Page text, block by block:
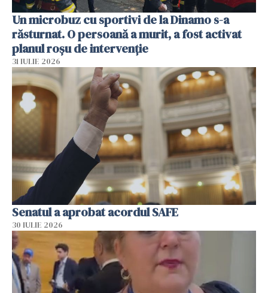
Un microbuz cu sportivi de la Dinamo s-a
răsturnat. O persoană a murit, a fost activat
planul roșu de intervenție
31 IULIE 2026
Senatul a aprobat acordul SAFE
30 IULIE 2026